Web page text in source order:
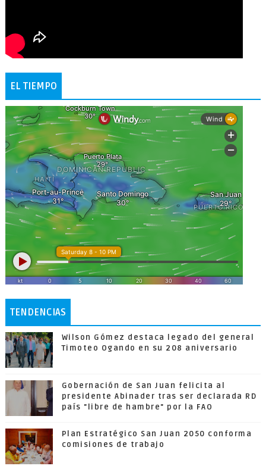
EL TIEMPO
TENDENCIAS
Wilson Gómez destaca legado del general
Timoteo Ogando en su 208 aniversario
Gobernación de San Juan felicita al
presidente Abinader tras ser declarada RD
país "libre de hambre" por la FAO
Plan Estratégico San Juan 2050 conforma
comisiones de trabajo